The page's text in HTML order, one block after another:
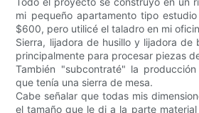
mi pequeño apartamento tipo
$600, pero utilicé el taladro en mi
Sierra, lijadora de husillo y lijadora de
principalmente para procesar piezas
También "subcontraté" la
que tenía una sierra de mesa.
Cabe señalar que todas mis
el tamaño que le di a la parte